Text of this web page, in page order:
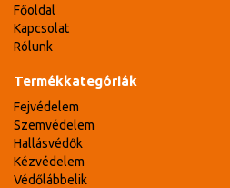
Főoldal
Kapcsolat
Rólunk
Termékkategóriák
Fejvédelem
Szemvédelem
Hallásvédők
Kézvédelem
Védőlábbelik